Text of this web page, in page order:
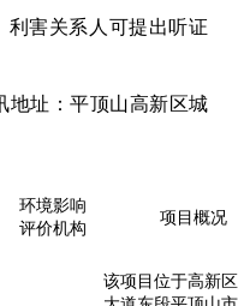
利害关系人可提出听证
址：平顶山高新区城
环境影响
评价机构
项目概况
该项目位于高新